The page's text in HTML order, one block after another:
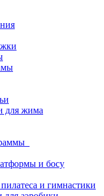
для жима
и босу
и гимнастики